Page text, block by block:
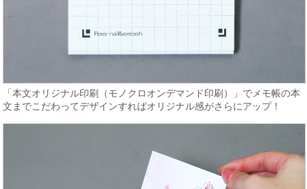
「本文オリジナル印刷（モノクロオンデマンド印刷）」でメモ帳の本
文までこだわってデザインすればオリジナル感がさらにアップ！